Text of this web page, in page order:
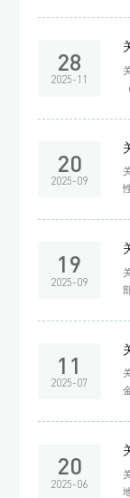
28
2025-11
20
2025-09
19
2025-09
稿
11
2025-07
20
2025-06